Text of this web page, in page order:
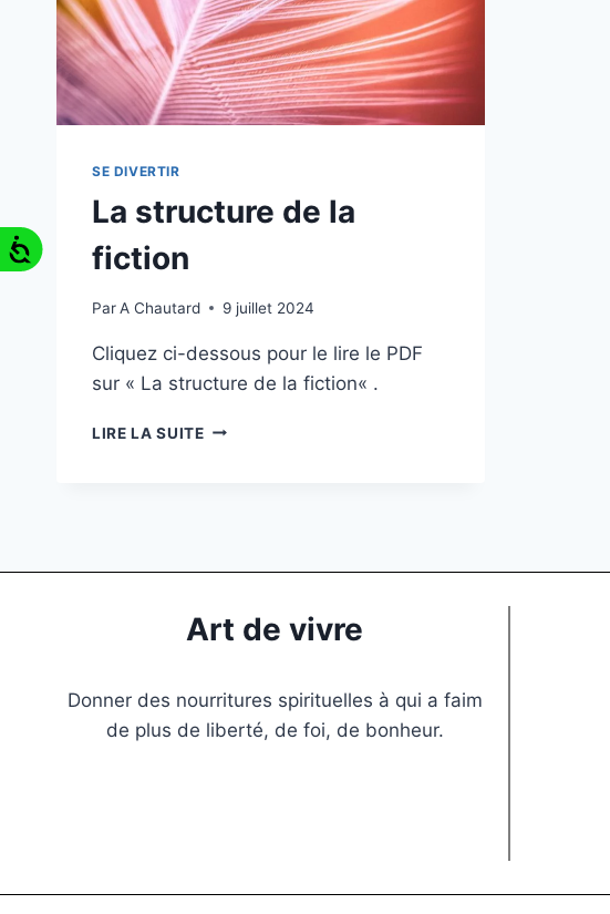
SE DIVERTIR
La structure de la
fiction
ParA Chautard 9 juillet 2024
Cliquez ci-dessous pour le lire le PDF
sur « La structure de la fiction« .
LIRE LA SUITE
Art de vivre
Donner des nourritures spirituelles à qui a faim
de plus de liberté, de foi, de bonheur.